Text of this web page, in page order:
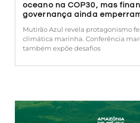
oceano na COP30, mas
governança ainda
Mutirão Azul revela protagonismo
climática marinha. Conferência
também expõe desafios